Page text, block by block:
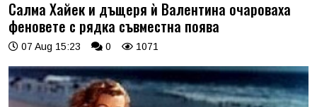
Салма Хайек и дъщеря ѝ Валентина очароваха
феновете с рядка съвместна поява
07 Aug 15:23 0 1071